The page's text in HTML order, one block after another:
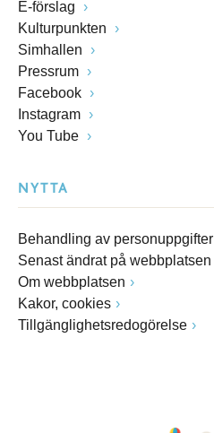
E-förslag
Kulturpunkten
Simhallen
Pressrum
Facebook
Instagram
You Tube
NYTTA
Behandling av personuppgifter
Senast ändrat på webbplatsen
Om webbplatsen
Kakor, cookies
Tillgänglighetsredogörelse